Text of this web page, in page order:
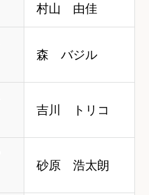
村山 由佳
森 バジル
吉川 トリコ
砂原 浩太朗